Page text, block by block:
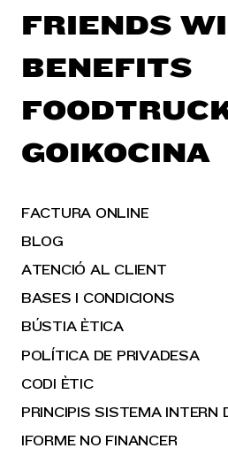
FRIENDS
BENEFITS
GOIKOCINA
FACTURA ONLINE
BLOG
ATENCIÓ AL CLIENT
BASES I CONDICIONS
BÚSTIA ÈTICA
POLÍTICA DE PRIVADESA
CODI ÈTIC
PRINCIPIS SISTEMA INTERN
IFORME NO FINANCER